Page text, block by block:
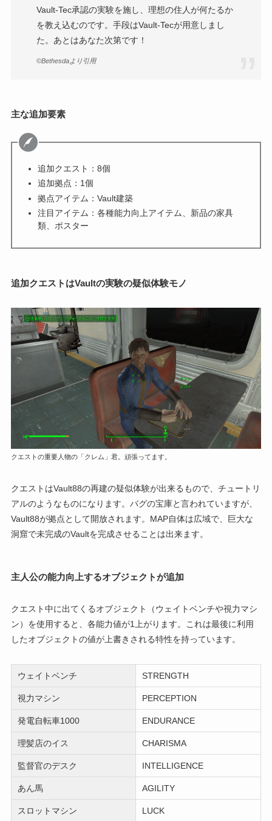
Vault-Tec承認の実験を施し、理想の住人が何たるか
を教え込むのです。手段はVault-Tecが用意しまし
た。あとはあなた次第です！
©Bethesdaより引用
主な追加要素
追加クエスト：8個
追加拠点：1個
拠点アイテム：Vault建築
注目アイテム：各種能力向上アイテム、新品の家具
類、ポスター
追加クエストはVaultの実験の疑似体験モノ
クエストの重要人物の「クレム」君。頑張ってます。
クエストはVault88の再建の疑似体験が出来るもので、チュートリ
アルのようなものになります。バグの宝庫と言われていますが、
Vault88が拠点として開放されます。MAP自体は広域で、巨大な
洞窟で未完成のVaultを完成させることは出来ます。
主人公の能力向上するオブジェクトが追加
クエスト中に出てくるオブジェクト（ウェイトベンチや視力マシ
ン）を使用すると、各能力値が1上がります。これは最後に利用
したオブジェクトの値が上書きされる特性を持っています。
ウェイトベンチ STRENGTH
視力マシン PERCEPTION
発電自転車1000 ENDURANCE
理髪店のイス CHARISMA
監督官のデスク INTELLIGENCE
あん馬 AGILITY
スロットマシン LUCK